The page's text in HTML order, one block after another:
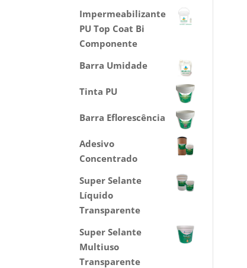
Impermeabilizante
PU Top Coat Bi
Componente
Barra Umidade
Tinta PU
Barra Eflorescência
Adesivo
Concentrado
Super Selante
Líquido
Transparente
Super Selante
Multiuso
Transparente